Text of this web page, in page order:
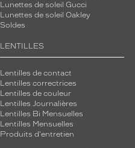
Lunettes de soleil Gucci
Lunettes de soleil Oakley
Soldes
LENTILLES
Lentilles de contact
Lentilles correctrices
Lentilles de couleur
Lentilles Journalières
Lentilles Bi Mensuelles
Lentilles Mensuelles
Produits d'entretien